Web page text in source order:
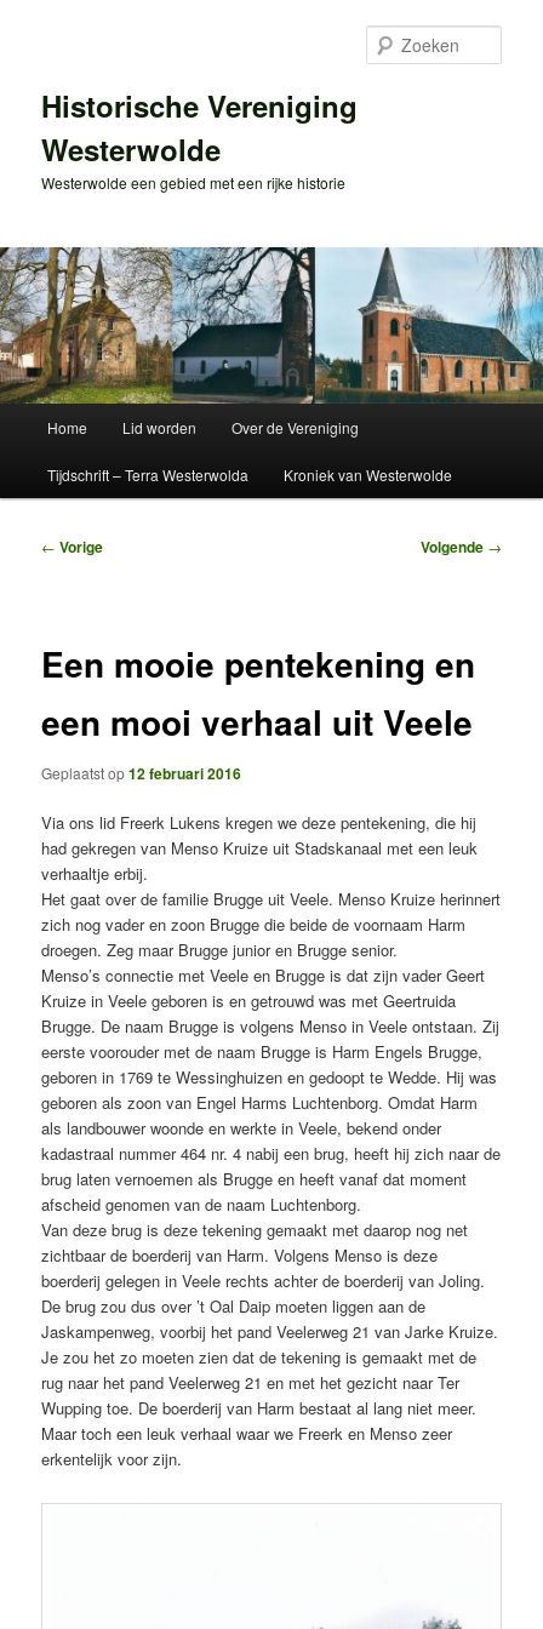
inhoudHistorische Vereniging
Westerwolde
Westerwolde een gebied met een rijke historie
Home Lid worden Over de Vereniging
Tijdschrift – Terra Westerwolda Kroniek van Westerwolde
Bericht
← Vorige Volgende →
Een mooie pentekening en
een mooi verhaal uit Veele
Geplaatst op12 februari 2016
Via ons lid Freerk Lukens kregen we deze pentekening, die hij
had gekregen van Menso Kruize uit Stadskanaal met een leuk
verhaaltje erbij.
Het gaat over de familie Brugge uit Veele. Menso Kruize herinnert
zich nog vader en zoon Brugge die beide de voornaam Harm
droegen. Zeg maar Brugge junior en Brugge senior.
Menso’s connectie met Veele en Brugge is dat zijn vader Geert
Kruize in Veele geboren is en getrouwd was met Geertruida
Brugge. De naam Brugge is volgens Menso in Veele ontstaan. Zij
eerste voorouder met de naam Brugge is Harm Engels Brugge,
geboren in 1769 te Wessinghuizen en gedoopt te Wedde. Hij was
geboren als zoon van Engel Harms Luchtenborg. Omdat Harm
als landbouwer woonde en werkte in Veele, bekend onder
kadastraal nummer 464 nr. 4 nabij een brug, heeft hij zich naar de
brug laten vernoemen als Brugge en heeft vanaf dat moment
afscheid genomen van de naam Luchtenborg.
Van deze brug is deze tekening gemaakt met daarop nog net
zichtbaar de boerderij van Harm. Volgens Menso is deze
boerderij gelegen in Veele rechts achter de boerderij van Joling.
De brug zou dus over ’t Oal Daip moeten liggen aan de
Jaskampenweg, voorbij het pand Veelerweg 21 van Jarke Kruize.
Je zou het zo moeten zien dat de tekening is gemaakt met de
rug naar het pand Veelerweg 21 en met het gezicht naar Ter
Wupping toe. De boerderij van Harm bestaat al lang niet meer.
Maar toch een leuk verhaal waar we Freerk en Menso zeer
erkentelijk voor zijn.